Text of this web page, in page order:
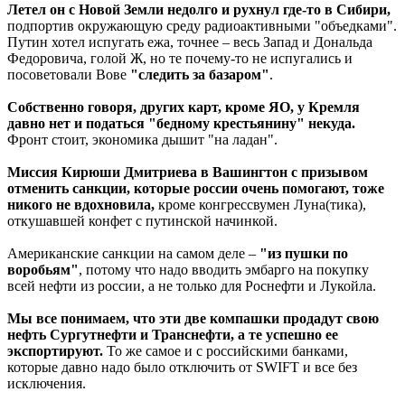
Летел он с Новой Земли недолго и рухнул где-то в Сибири,
подпортив окружающую среду радиоактивными "объедками".
Путин хотел испугать ежа, точнее – весь Запад и Дональда
Федоровича, голой Ж, но те почему-то не испугались и
посоветовали Вове "следить за базаром".
Собственно говоря, других карт, кроме ЯО, у Кремля
давно нет и податься "бедному крестьянину" некуда.
Фронт стоит, экономика дышит "на ладан".
Миссия Кирюши Дмитриева в Вашингтон с призывом
отменить санкции, которые россии очень помогают, тоже
никого не вдохновила, кроме конгрессвумен Луна(тика),
откушавшей конфет с путинской начинкой.
Американские санкции на самом деле – "из пушки по
воробьям", потому что надо вводить эмбарго на покупку
всей нефти из россии, а не только для Роснефти и Лукойла.
Мы все понимаем, что эти две компашки продадут свою
нефть Сургутнефти и Транснефти, а те успешно ее
экспортируют. То же самое и с российскими банками,
которые давно надо было отключить от SWIFT и все без
исключения.